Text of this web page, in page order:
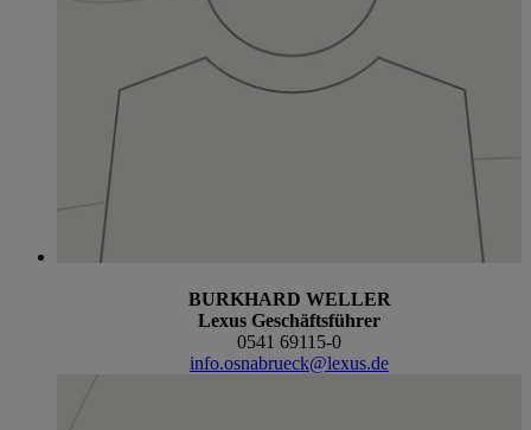
BURKHARD WELLER
Lexus Geschäftsführer
0541 69115-0
info.osnabrueck@lexus.de